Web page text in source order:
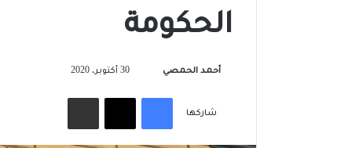
الحكومة
أحمد الحمصي 30 أكتوبر، 2020
شاركها
فيسبوك‫X مشاركة عبر البريد